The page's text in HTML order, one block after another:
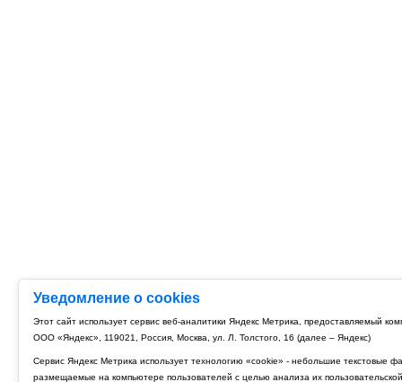
Уведомление о cookies
Этот сайт использует сервис веб-аналитики Яндекс Метрика, предоставляемый
ООО «Яндекс», 119021, Россия, Москва, ул. Л. Толстого, 16 (далее – Яндекс)
Сервис Яндекс Метрика использует технологию «cookie» - небольшие текстовые
размещаемые на компьютере пользователей с целью анализа их пользовательской